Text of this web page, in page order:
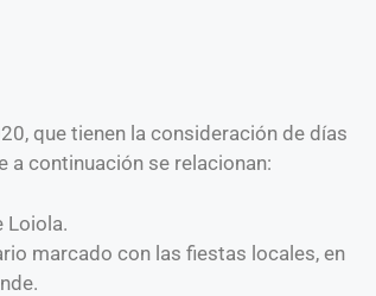
que tienen la consideración de días
a continuación se relacionan:
Loiola.
marcado con las fiestas locales, en